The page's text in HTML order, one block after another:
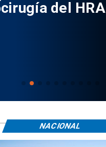
del HRA
NACIONAL